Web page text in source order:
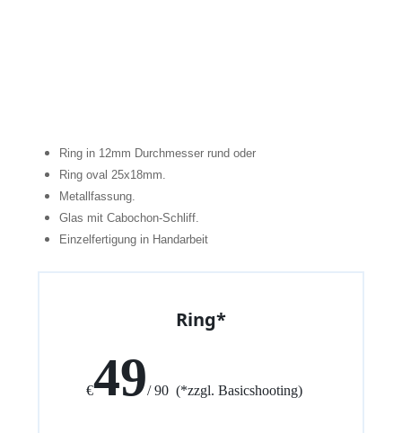
Ring in 12mm Durchmesser rund oder
Ring oval 25x18mm.
Metallfassung.
Glas mit Cabochon-Schliff.
Einzelfertigung in Handarbeit
Ring*
€49/ 90 (*zzgl. Basicshooting)